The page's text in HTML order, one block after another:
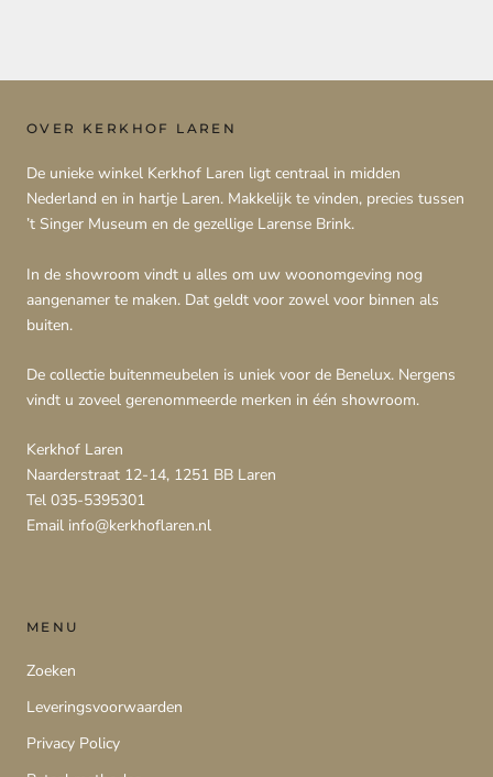
OVER KERKHOF LAREN
De unieke winkel Kerkhof Laren ligt centraal in midden
Nederland en in hartje Laren. Makkelijk te vinden, precies tussen
’t Singer Museum en de gezellige Larense Brink.
In de showroom vindt u alles om uw woonomgeving nog
aangenamer te maken. Dat geldt voor zowel voor binnen als
buiten.
De collectie buitenmeubelen is uniek voor de Benelux. Nergens
vindt u zoveel gerenommeerde merken in één showroom.
Kerkhof Laren
Naarderstraat 12-14, 1251 BB Laren
Tel 035-5395301
Email info@kerkhoflaren.nl
MENU
Zoeken
Leveringsvoorwaarden
Privacy Policy